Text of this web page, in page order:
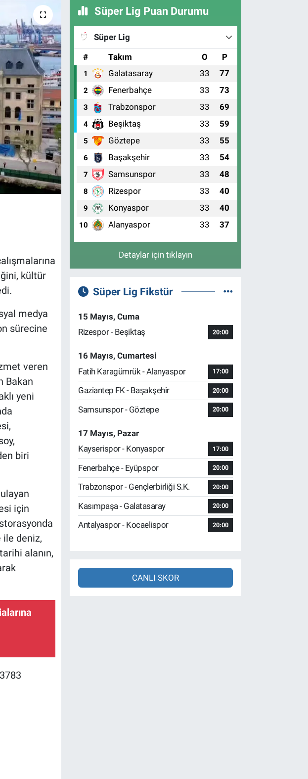
kültür
medya
sürecine
veren
Bakan
yeni
biri
için
deniz,
alanın,
Süper Lig Puan Durumu
Süper Lig
#
Takım O P
1 Galatasaray 33 77
2 Fenerbahçe 33 73
3 Trabzonspor 33 69
4 Beşiktaş 33 59
5 Göztepe 33 55
6 Başakşehir 33 54
7 Samsunspor 33 48
8 Rizespor 33 40
9 Konyaspor 33 40
10 Alanyaspor 33 37
Detaylar için tıklayın
Süper Lig Fikstür
15 Mayıs, Cuma
Rizespor - Beşiktaş
20:00
16 Mayıs, Cumartesi
Fatih Karagümrük - Alanyaspor
17:00
Gaziantep FK - Başakşehir 20:00
Samsunspor - Göztepe 20:00
17 Mayıs, Pazar
Kayserispor - Konyaspor
17:00
Fenerbahçe - Eyüpspor 20:00
Trabzonspor - Gençlerbirliği S.K. 20:00
Kasımpaşa - Galatasaray 20:00
Antalyaspor - Kocaelispor 20:00
CANLI SKOR